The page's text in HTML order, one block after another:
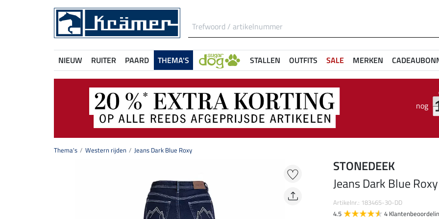
NIEUW RUITER PAARD THEMA'S STALLEN OUTFITS SALE MERKEN
nog
Thema's Western rijden Jeans Dark Blue Roxy
STONEDEEK
Jeans Dark Blue Roxy
Artikelnr.: 183465-30-DD
4.5
4